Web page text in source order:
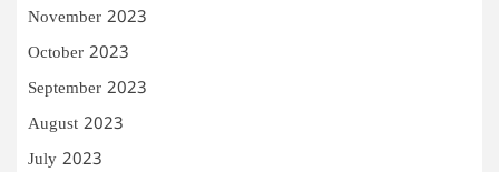
November 2023
October 2023
September 2023
August 2023
July 2023